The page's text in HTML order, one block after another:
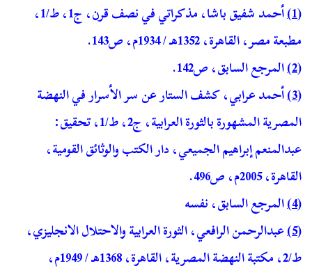
(1)
أحمد شفيق باشا، مذكراتي في نصف قرن، ج1، ط/1،
مطبعة مصر، القاهرة، 1352هـ / 1934م، ص143.
(2) المرجع السابق، ص142.
(3) أحمد عرابي، كشف الستار عن سر الأسرار في النهضة
المصرية المشهورة بالثورة العرابية، ج2، ط/1، تحقيق:
عبدالمنعم إبراهيم الجميعي، دار الكتب والوثائق القومية،
القاهرة، 2005م، ص496.
(4) المرجع السابق، نفسه
(5) عبدالرحمن الرافعي، الثورة العرابية والاحتلال الانجليزي،
ط/2، مكتبة النهضة المصرية، القاهرة، 1368هـ / 1949م،